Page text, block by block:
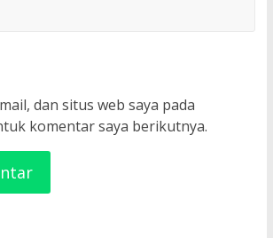
dan situs web saya pada
komentar saya berikutnya.